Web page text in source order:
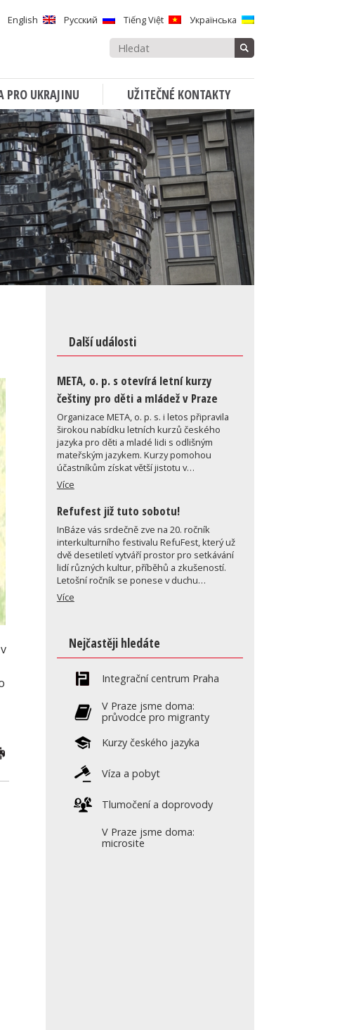
English Русский Tiếng Việt Українська
PRO UKRAJINU UŽITEČNÉ KONTAKTY
Další události
META, o. p. s otevírá letní kurzy
češtiny pro děti a mládež v Praze
Organizace META, o. p. s. i letos připravila
širokou nabídku letních kurzů českého
jazyka pro děti a mladé lidi s odlišným
mateřským jazykem. Kurzy pomohou
účastníkům získat větší jistotu v…
Více
Refufest již tuto sobotu!
InBáze vás srdečně zve na 20. ročník
interkulturního festivalu RefuFest, který už
dvě desetiletí vytváří prostor pro setkávání
lidí různých kultur, příběhů a zkušeností.
Letošní ročník se ponese v duchu…
Více
Nejčastěji hledáte
Integrační centrum Praha
V Praze jsme doma:
průvodce pro migranty
Kurzy českého jazyka
Víza a pobyt
Tlumočení a doprovody
V Praze jsme doma:
microsite